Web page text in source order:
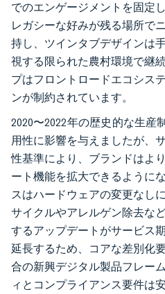
でのエンゲージメントを固定
レガシーな好みが残る場所で
持し、ツインタブデザインは
視する限られた農村環境で継
プはフロントロードエコシス
ンが制約されています。
2020〜2022年の歴史的な生産
用性に影響を与えましたが、
性基準により、ブランドはよ
ート機能を拡大できるように
スはハードウェアの変更なし
サイクルやアレルゲン除去な
するアップデートがサービス
延長するため、コアな差別化
合の新興デジタル製品フレー
ィとコンプライアンス要件は